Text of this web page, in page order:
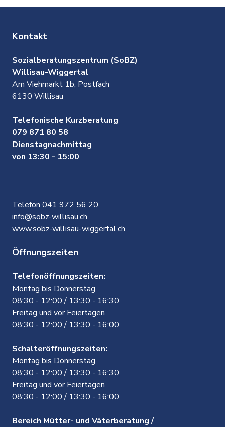
Kontakt
Sozialberatungszentrum (SoBZ)
Willisau-Wiggertal
Am Viehmarkt 1b, Postfach
6130 Willisau
Telefonische Kurzberatung
079 871 80 58
Dienstagnachmittag
von 13:30 - 15:00
Telefon 041 972 56 20
info@sobz-willisau.ch
www.sobz-willisau-wiggertal.ch
Öffnungszeiten
Telefonöffnungszeiten:
Montag bis Donnerstag
08:30 - 12:00 / 13:30 - 16:30
Freitag und vor Feiertagen
08:30 - 12:00 / 13:30 - 16:00
Schalteröffnungszeiten:
Montag bis Donnerstag
08:30 - 12:00 / 13:30 - 16:30
Freitag und vor Feiertagen
08:30 - 12:00 / 13:30 - 16:00
Bereich Mütter- und Väterberatung /